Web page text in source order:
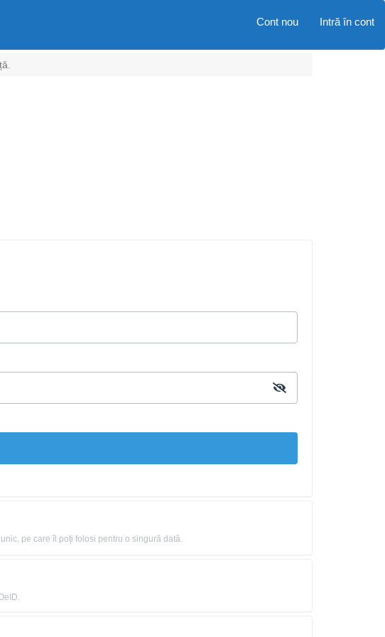
Cont nou Intră în cont
pe care îl poți folosi pentru o singură dată.